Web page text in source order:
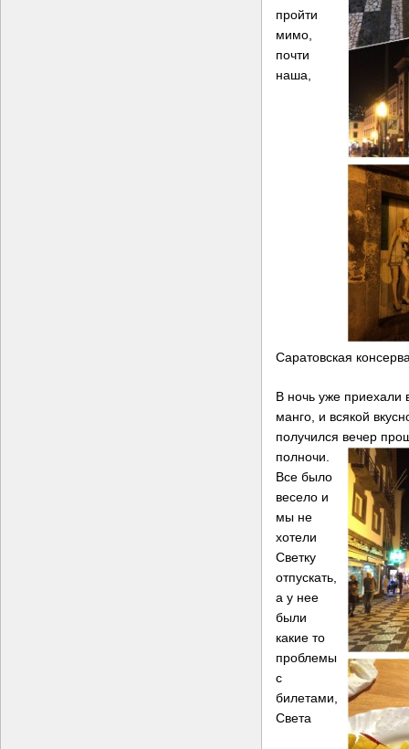
пройти
мимо,
почти
наша,
Саратовская
В ночь уже приехали
манго, и всякой
получился вечер
полночи.
Все было
весело и
мы не
хотели
Светку
отпускать,
а у нее
были
какие то
проблемы
с
билетами,
Света